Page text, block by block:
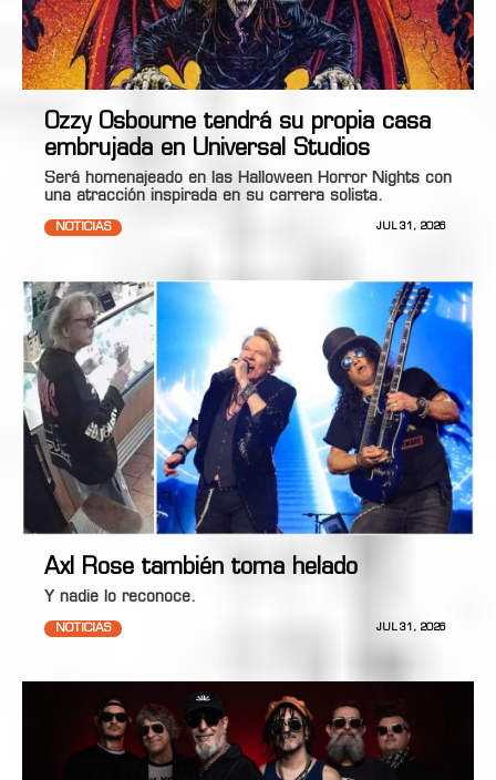
Ozzy Osbourne tendrá su propia casa
embrujada en Universal Studios
Será homenajeado en las Halloween Horror Nights con
una atracción inspirada en su carrera solista.
NOTICIAS JUL 31, 2026
Axl Rose también toma helado
Y nadie lo reconoce.
NOTICIAS JUL 31, 2026